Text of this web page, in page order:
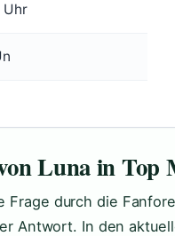
Uhr
Luna in Top
Frage durch die
Antwort. In den